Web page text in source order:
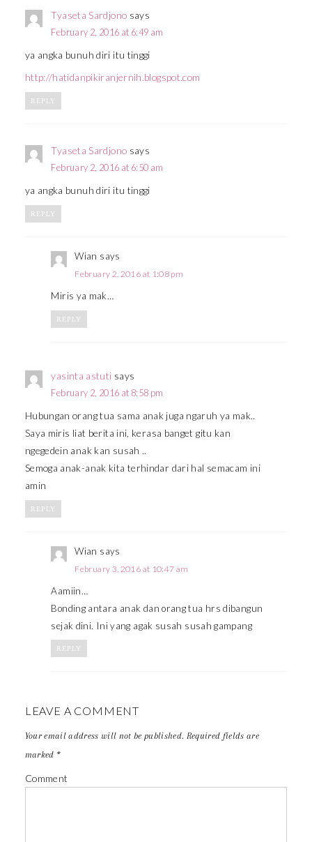
Tyaseta Sardjono says
February 2, 2016 at 6:49 am
ya angka bunuh diri itu tinggi
http://hatidanpikiranjernih.blogspot.com
REPLY
Tyaseta Sardjono says
February 2, 2016 at 6:50 am
ya angka bunuh diri itu tinggi
REPLY
Wian says
February 2, 2016 at 1:08 pm
Miris ya mak…
REPLY
yasinta astuti says
February 2, 2016 at 8:58 pm
Hubungan orang tua sama anak juga ngaruh ya mak..
Saya miris liat berita ini, kerasa banget gitu kan
ngegedein anak kan susah ..
Semoga anak-anak kita terhindar dari hal semacam ini
amin
REPLY
Wian says
February 3, 2016 at 10:47 am
Aamiin…
Bonding antara anak dan orang tua hrs dibangun
sejak dini. Ini yang agak susah susah gampang
REPLY
LEAVE A COMMENT
Your email address will not be published. Required fields are
marked *
Comment